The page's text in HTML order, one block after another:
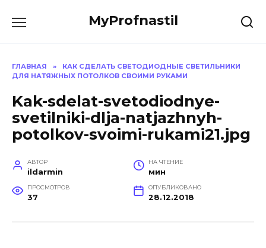
MyProfnastil
ГЛАВНАЯ »
КАК СДЕЛАТЬ СВЕТОДИОДНЫЕ СВЕТИЛЬНИКИ
ДЛЯ НАТЯЖНЫХ ПОТОЛКОВ СВОИМИ РУКАМИ
Kak-sdelat-svetodiodnye-
svetilniki-dlja-natjazhnyh-
potolkov-svoimi-rukami21.jpg
АВТОР
ildarmin
НА ЧТЕНИЕ
мин
ПРОСМОТРОВ
37
ОПУБЛИКОВАНО
28.12.2018